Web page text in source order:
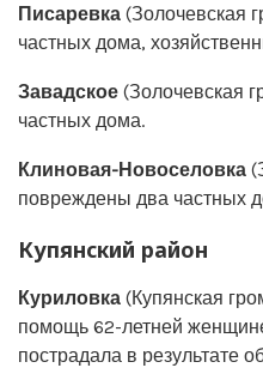
Писаревка (Золочевская
частных дома,
Завадское (Золочевская
частных дома.
Клиновая-Новоселовка
повреждены два частных
Купянский район
Куриловка (Купянская
помощь 62-летней
пострадала в результате